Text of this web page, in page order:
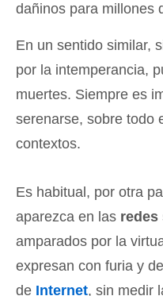
dañinos para millones
En un sentido similar,
por la intemperancia,
muertes. Siempre es
serenarse, sobre todo
contextos.
Es habitual, por otra
aparezca en las redes
amparados por la
expresan con furia y
de Internet, sin medir